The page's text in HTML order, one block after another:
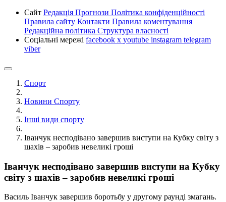
Сайт Редакція Прогнози Політика конфіденційності
Правила сайту Контакти Правила коментування
Редакційна політика Структура власності
Соціальні мережі facebook x youtube instagram telegram
viber
Спорт
Новини Спорту
Інші види спорту
Іванчук несподівано завершив виступи на Кубку світу з
шахів – заробив невеликі гроші
Іванчук несподівано завершив виступи на Кубку
світу з шахів – заробив невеликі гроші
Василь Іванчук завершив боротьбу у другому раунді змагань.